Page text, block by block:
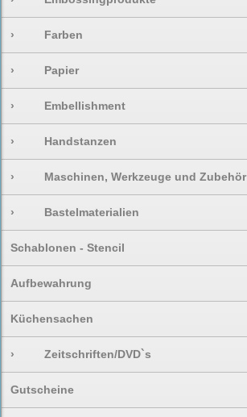
› Farben
› Papier
› Embellishment
› Handstanzen
› Maschinen, Werkzeuge und Zubehör
› Bastelmaterialien
Schablonen - Stencil
Aufbewahrung
Küchensachen
› Zeitschriften/DVD`s
Gutscheine